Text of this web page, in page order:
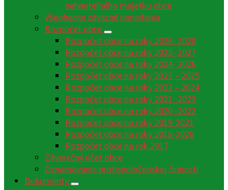
nehnuteľného majetku obce
Všeobecne záväzné nariadenia
Rozpočet obce
Rozpočet obce na roky 2026- 2028
Rozpočet obce na roky 2025- 2027
Rozpočet obce na roky 2024- 2026
Rozpočet obce na roky 2023 – 2025
Rozpočet obce na roky 2022 – 2024
Rozpočet obce na roky 2021 -2023
Rozpočet obce na roky 2020 -2022
Rozpočet obce na roky 2019-2021
Rozpočet obce na roky 2018-2020
Rozpočet obce na rok 2017
Záverečný účet obce
Oznamovanie protispoločenskej činnosti
Dokumenty